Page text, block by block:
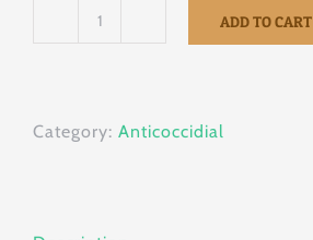
litro
ADD TO CART
Category: Anticoccidial